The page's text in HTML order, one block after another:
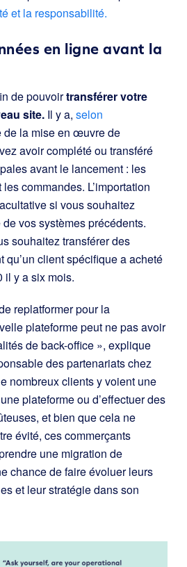
et la responsabilité.
en ligne avant la
de pouvoirtransférer votre
site. Il y a, selon
de la mise en œuvre de
avoir complété ou transféré
avant le lancement : les
commandes. L’importation
si vous souhaitez
vos systèmes précédents.
souhaitez transférer des
qu’un client spécifique a acheté
il y a six mois.
replatformer pour la
plateforme peut ne pas avoir
de back-office », explique
des partenariats chez
nombreux clients y voient une
plateforme ou d’effectuer des
et bien que cela ne
évité, ces commerçants
une migration de
chance de faire évoluer leurs
et leur stratégie dans son